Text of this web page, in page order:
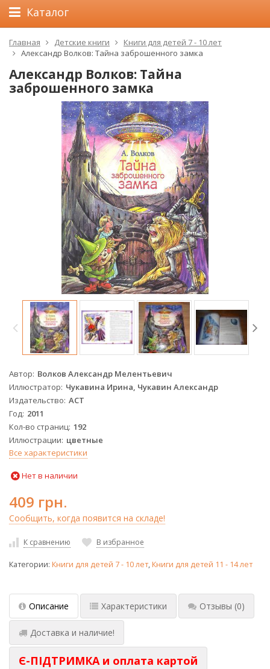
Каталог
Главная Детские книги
Книги для детей 7 - 10 лет
Александр Волков: Тайна заброшенного замка
Александр Волков: Тайна
заброшенного замка
Автор Волков Александр Мелентьевич
Иллюстратор Чукавина Ирина, Чукавин Александр
Издательство АСТ
Год 2011
Кол-во страниц 192
Иллюстрации цветные
Все характеристики
Нет в наличии
409 грн.
Сообщить, когда появится на складе!
К сравнению В избранное
Категории: Книги для детей 7 - 10 лет,Книги для детей 11 - 14 лет
Описание Характеристики Отзывы (0)
Доставка и наличие!
Є-ПІДТРИМКА и оплата картой